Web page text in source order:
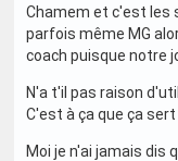
Chamem et c'est les
parfois même MG
coach puisque notre
N'a t'il pas raison
C'est à ça que ça
Moi je n'ai jamais dis